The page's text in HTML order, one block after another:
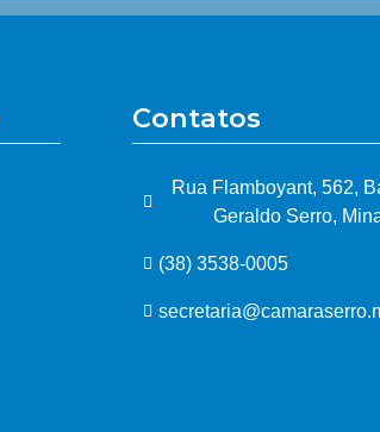
Contatos
Rua Flamboyant, 562,
Geraldo Serro,
(38) 3538-0005